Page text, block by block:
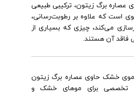
عصاره برگ زیتون، ترکیبی طبیعی
است که علاوه بر رطوبت‌رسانی،
می‌کند، چیزی که بسیاری از
فاقد آن هستند.
خشک حاوی عصاره برگ زیتون
تخصصی برای موهای خشک و